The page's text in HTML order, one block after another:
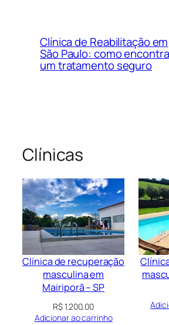
Clínica de Reabilitação em
São Paulo: como
um tratamento seguro
Clínicas
Clínica de recuperação
masculina em
Mairiporã – SP
R$1.200,00
Adicionar ao carrinho